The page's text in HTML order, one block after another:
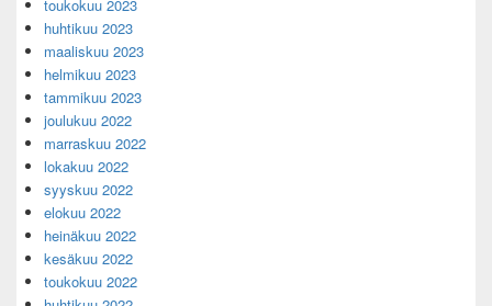
toukokuu 2023
huhtikuu 2023
maaliskuu 2023
helmikuu 2023
tammikuu 2023
joulukuu 2022
marraskuu 2022
lokakuu 2022
syyskuu 2022
elokuu 2022
heinäkuu 2022
kesäkuu 2022
toukokuu 2022